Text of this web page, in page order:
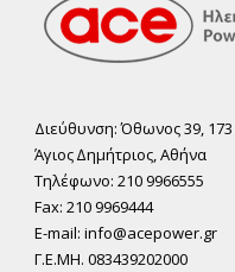
Διεύθυνση: Όθωνος 39, 173
Άγιος ∆ηµήτριος, Αθήνα
Τηλέφωνο: 210 9966555
Fax: 210 9969444
E-mail: info@acepower.gr
Γ.Ε.ΜΗ. 083439202000